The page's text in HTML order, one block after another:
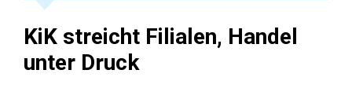
KiK streicht Filialen, Handel
unter Druck